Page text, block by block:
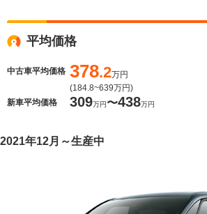
平均価格
中古車平均価格 378.2万円
(184.8~639万円)
新車平均価格
309万円 〜438万円
2021年12月～生産中